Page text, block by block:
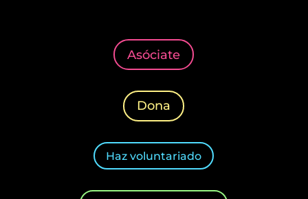
Asóciate
Dona
Haz voluntariado